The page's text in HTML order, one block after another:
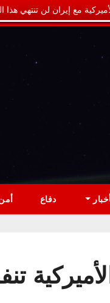
مع إيران لن تنتهي
دفاع